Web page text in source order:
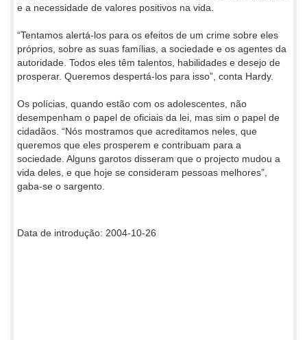
e a necessidade de valores positivos na vida.
“Tentamos alertá-los para os efeitos de um crime sobre eles
próprios, sobre as suas famílias, a sociedade e os agentes da
autoridade. Todos eles têm talentos, habilidades e desejo de
prosperar. Queremos despertá-los para isso”, conta Hardy.
Os polícias, quando estão com os adolescentes, não
desempenham o papel de oficiais da lei, mas sim o papel de
cidadãos. “Nós mostramos que acreditamos neles, que
queremos que eles prosperem e contribuam para a
sociedade. Alguns garotos disseram que o projecto mudou a
vida deles, e que hoje se consideram pessoas melhores”,
gaba-se o sargento.
Data de introdução: 2004-10-26